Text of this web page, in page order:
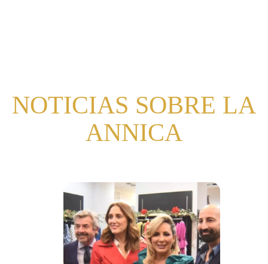
NOTICIAS SOBRE LA
ANNICA